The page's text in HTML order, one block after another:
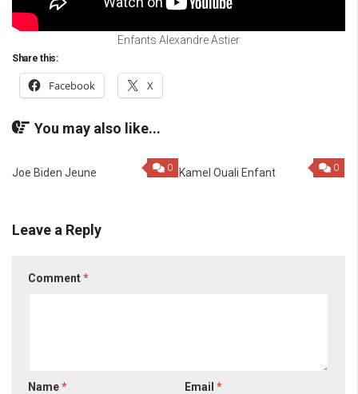
Enfants Alexandre Astier
Share this:
Facebook X
You may also like...
0
Joe Biden Jeune 0
Kamel Ouali Enfant
Leave a Reply
Comment*
Name* Email*